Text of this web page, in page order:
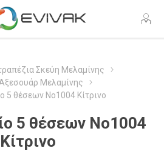
Σκεύη Μελαμίνης
Μελαμίνης
5 θέσεων Νο1004 Κίτρινο
5 θέσεων Νο1004
Κίτρινο